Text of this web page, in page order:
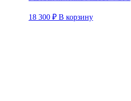
18 300 ₽ В корзину